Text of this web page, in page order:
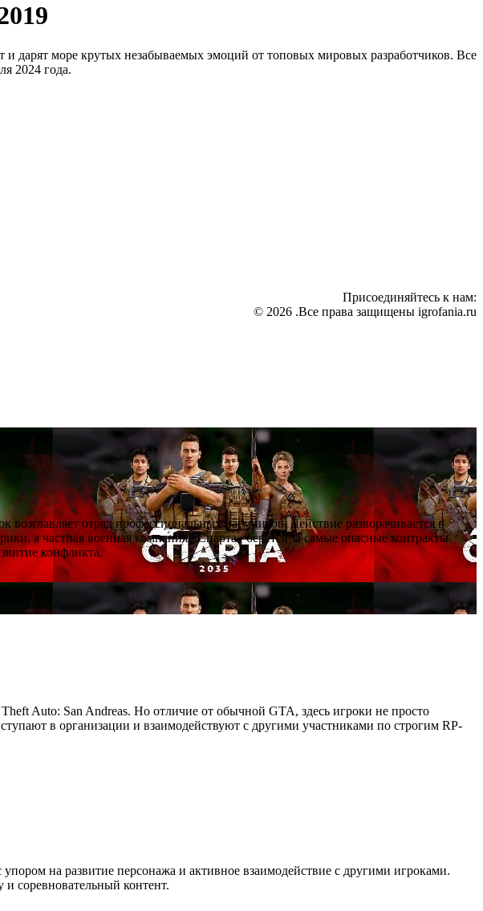
дарят море крутых незабываемых эмоций от топовых мировых разработчиков. Все
2024 года.
Присоединяйтесь к нам:
© 2026 .Все права защищены igrofania.ru
возглавляет отряд профессиональных наёмников. Действие разворачивается в
а частная военная компания «Спарта» берётся за самые опасные контракты.
конфликта.
Auto: San Andreas. Но отличие от обычной GTA, здесь игроки не просто
в организации и взаимодействуют с другими участниками по строгим RP-
на развитие персонажа и активное взаимодействие с другими игроками.
и соревновательный контент.